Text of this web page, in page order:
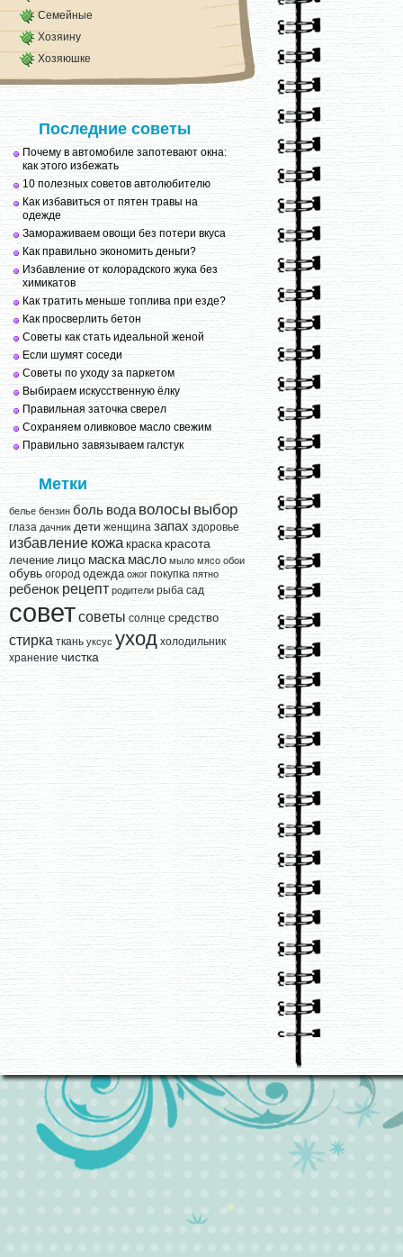
Семейные
Хозяину
Хозяюшке
Последние советы
Почему в автомобиле запотевают окна:
как этого избежать
10 полезных советов автолюбителю
Как избавиться от пятен травы на
одежде
Замораживаем овощи без потери вкуса
Как правильно экономить деньги?
Избавление от колорадского жука без
химикатов
Как тратить меньше топлива при езде?
Как просверлить бетон
Советы как стать идеальной женой
Если шумят соседи
Советы по уходу за паркетом
Выбираем искусственную ёлку
Правильная заточка сверел
Сохраняем оливковое масло свежим
Правильно завязываем галстук
Метки
белье бензин боль вода волосы выбор
глаза дачник дети женщина запах здоровье
избавление кожа краска красота
лечение лицо маска масло мыло мясо обои
обувь огород одежда ожог покупка пятно
ребенок рецепт родители рыба сад
советсоветы солнце средство
стирка ткань уксус уход холодильник
хранение чистка